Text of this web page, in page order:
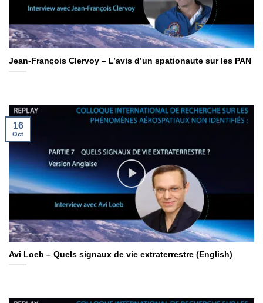
Jean-François Clervoy – L’avis d’un spationaute sur les PAN
Avi Loeb – Quels signaux de vie extraterrestre (English)
16
Oct